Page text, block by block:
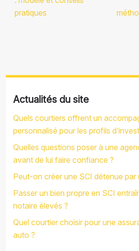
pratiques
Actualités du site
Quels courtiers offrent un
personnalisé pour les profils
Quelles questions poser à une
avant de lui faire confiance ?
Peut-on créer une SCI détenue par
Passer un bien propre en SCI
notaire élevés ?
Quel courtier choisir pour une
auto ?